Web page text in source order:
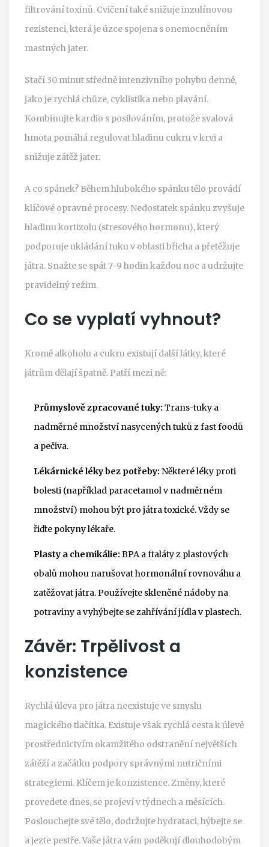
filtrování toxinů. Cvičení také snižuje inzulínovou
rezistenci, která je úzce spojena s onemocněním
mastných jater.
Stačí 30 minut středně intenzivního pohybu denně,
jako je rychlá chůze, cyklistika nebo plavání.
Kombinujte kardio s posilováním, protože svalová
hmota pomáhá regulovat hladinu cukru v krvi a
snižuje zátěž jater.
A co spánek? Během hlubokého spánku tělo provádí
klíčové opravné procesy. Nedostatek spánku zvyšuje
hladinu kortizolu (stresového hormonu), který
podporuje ukládání tuku v oblasti břicha a přetěžuje
játra. Snažte se spát 7-9 hodin každou noc a udržujte
pravidelný režim.
Co se vyplatí vyhnout?
Kromě alkoholu a cukru existují další látky, které
játrům dělají špatně. Patří mezi ně:
Průmyslově zpracované tuky: Trans-tuky a
nadměrné množství nasycených tuků z fast foodů
a pečiva.
Lékárnické léky bez potřeby: Některé léky proti
bolesti (například paracetamol v nadměrném
množství) mohou být pro játra toxické. Vždy se
řiďte pokyny lékaře.
Plasty a chemikálie: BPA a ftaláty z plastových
obalů mohou narušovat hormonální rovnováhu a
zatěžovat játra. Používejte skleněné nádoby na
potraviny a vyhýbejte se zahřívání jídla v plastech.
Závěr: Trpělivost a
konzistence
Rychlá úleva pro játra neexistuje ve smyslu
magického tlačítka. Existuje však rychlá cesta k úlevě
prostřednictvím okamžitého odstranění největších
zátěží a začátku podpory správnými nutričními
strategiemi. Klíčem je konzistence. Změny, které
provedete dnes, se projeví v týdnech a měsících.
Poslouchejte své tělo, dodržujte hydrataci, hýbejte se
a jezte pestře. Vaše játra vám poděkují dlouhodobým